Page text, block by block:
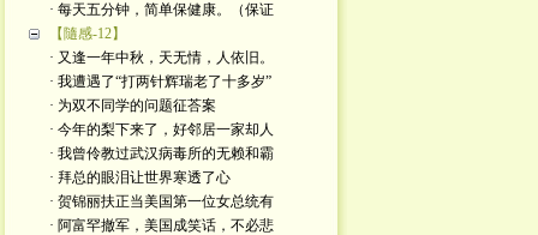
· 每天五分钟，简单保健康。（保证
【隨感-12】
· 又逢一年中秋，天无情，人依旧。
· 我遭遇了“打两针辉瑞老了十多岁”
· 为双不同学的问题征荅案
· 今年的梨下来了，好邻居一家却人
· 我曾伶教过武汉病毒所的无赖和霸
· 拜总的眼泪让世界寒透了心
· 贺锦丽扶正当美国第一位女总统有
· 阿富罕撤军，美国成笑话，不必悲